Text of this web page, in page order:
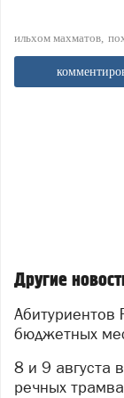
ильхом махматов
Другие
Абитуриентов РФ ждет прибавка в 62 000
бюджетных
8 и 9 августа в Вологде будут бесплатно катать на
речных